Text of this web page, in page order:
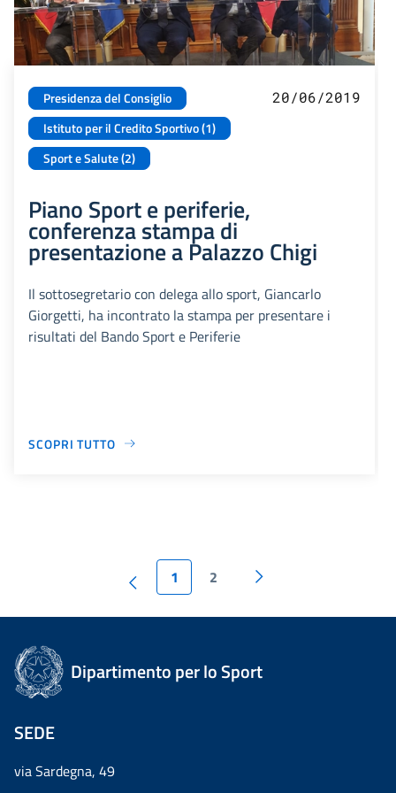
Presidenza del Consiglio
Istituto per il Credito Sportivo (1)
Sport e Salute (2)
20/06/2019
Piano Sport e periferie,
conferenza stampa di
presentazione a Palazzo Chigi
Il sottosegretario con delega allo sport, Giancarlo
Giorgetti, ha incontrato la stampa per presentare i
risultati del Bando Sport e Periferie
SCOPRI TUTTO
1 2
Dipartimento per lo Sport
SEDE
via Sardegna, 49